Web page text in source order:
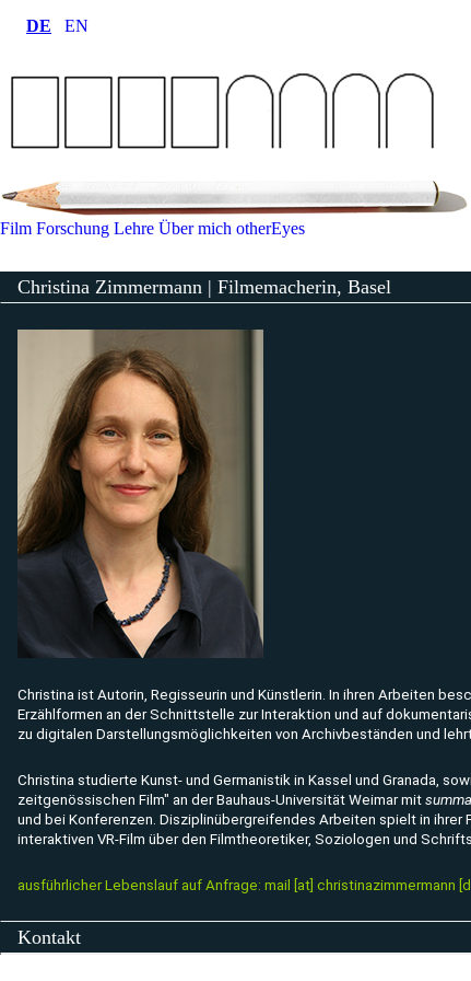
DE EN
Film Forschung Lehre Über mich otherEyes
Christina Zimmermann | Filmemacherin, Basel
Christina ist Autorin, Regisseurin und Künstlerin. In ihren Arbeiten
Erzählformen an der Schnittstelle zur Interaktion und auf
zu digitalen Darstellungsmöglichkeiten von Archivbeständen und
Christina studierte Kunst- und Germanistik in Kassel und Granada,
zeitgenössischen Film" an der Bauhaus-Universität Weimar mit
und bei Konferenzen. Disziplinübergreifendes Arbeiten spielt in ihrer
interaktiven VR-Film über den Filmtheoretiker, Soziologen und
ausführlicher Lebenslauf auf Anfrage: mail [at] christinazimmermann
Kontakt